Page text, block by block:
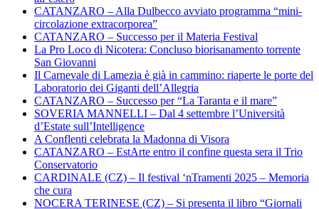
CATANZARO – Alla Dulbecco avviato programma “mini-
circolazione extracorporea”
CATANZARO – Successo per il Materia Festival
La Pro Loco di Nicotera: Concluso biorisanamento torrente
San Giovanni
Il Carnevale di Lamezia è già in cammino: riaperte le porte del
Laboratorio dei Giganti dell’Allegria
CATANZARO – Successo per “La Taranta e il mare”
SOVERIA MANNELLI – Dal 4 settembre l’Università
d’Estate sull’Intelligence
A Conflenti celebrata la Madonna di Visora
CATANZARO – EstArte entro il confine questa sera il Trio
Conservatorio
CARDINALE (CZ) – Il festival ‘nTramenti 2025 – Memoria
che cura
NOCERA TERINESE (CZ) – Si presenta il libro “Giornali